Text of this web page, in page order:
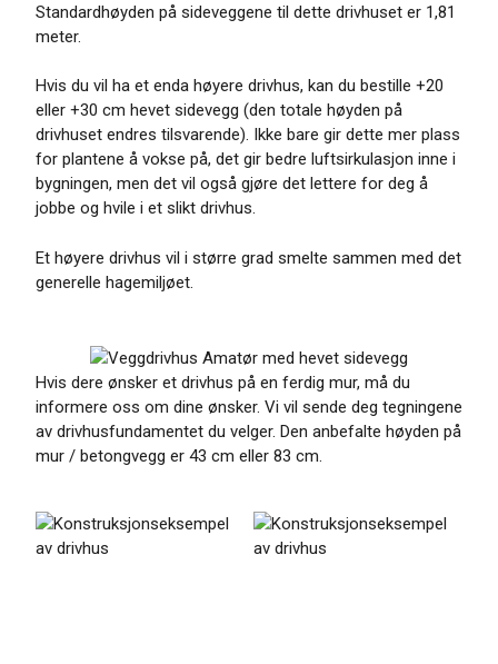
Standardhøyden på sideveggene til dette drivhuset er 1,81
meter.
Hvis du vil ha et enda høyere drivhus, kan du bestille +20
eller +30 cm hevet sidevegg (den totale høyden på
drivhuset endres tilsvarende). Ikke bare gir dette mer plass
for plantene å vokse på, det gir bedre luftsirkulasjon inne i
bygningen, men det vil også gjøre det lettere for deg å
jobbe og hvile i et slikt drivhus.
Et høyere drivhus vil i større grad smelte sammen med det
generelle hagemiljøet.
Hvis dere ønsker et drivhus på en ferdig mur, må du
informere oss om dine ønsker. Vi vil sende deg tegningene
av drivhusfundamentet du velger. Den anbefalte høyden på
mur / betongvegg er 43 cm eller 83 cm.